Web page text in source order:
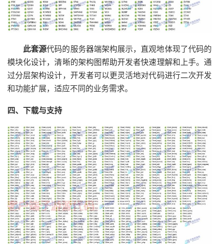
此套源代码的服务器端架构展示，直观地体现了代码的
模块化设计，清晰的架构图帮助开发者快速理解和上手。通
过分层架构设计，开发者可以更灵活地对代码进行二次开发
和功能扩展，适应不同的业务需求。
四、下载与支持